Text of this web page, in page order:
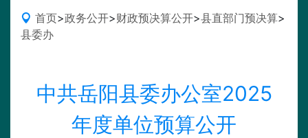
首页>政务公开>财政预决算公开>县直部门预决算>
县委办
中共岳阳县委办公室2025
年度单位预算公开